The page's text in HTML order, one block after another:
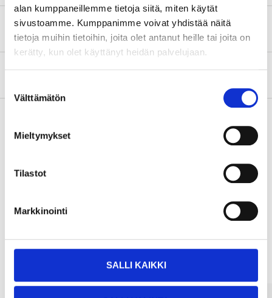
alan kumppaneillemme tietoja siitä, miten käytät
sivustoamme. Kumppanimme voivat yhdistää näitä
tietoja muihin tietoihin, joita olet antanut heille tai joita on
kerätty, kun olet käyttänyt heidän palvelujaan.
valinta
Välttämätön
Mieltymykset
Tilastot
Markkinointi
SALLI KAIKKI
Safety instructions and other information
Other customers also bought